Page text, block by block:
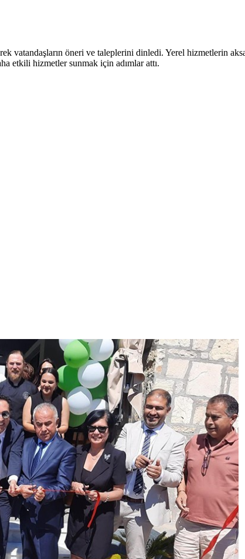
vatandaşların öneri ve taleplerini dinledi. Yerel hizmetlerin
etkili hizmetler sunmak için adımlar attı.